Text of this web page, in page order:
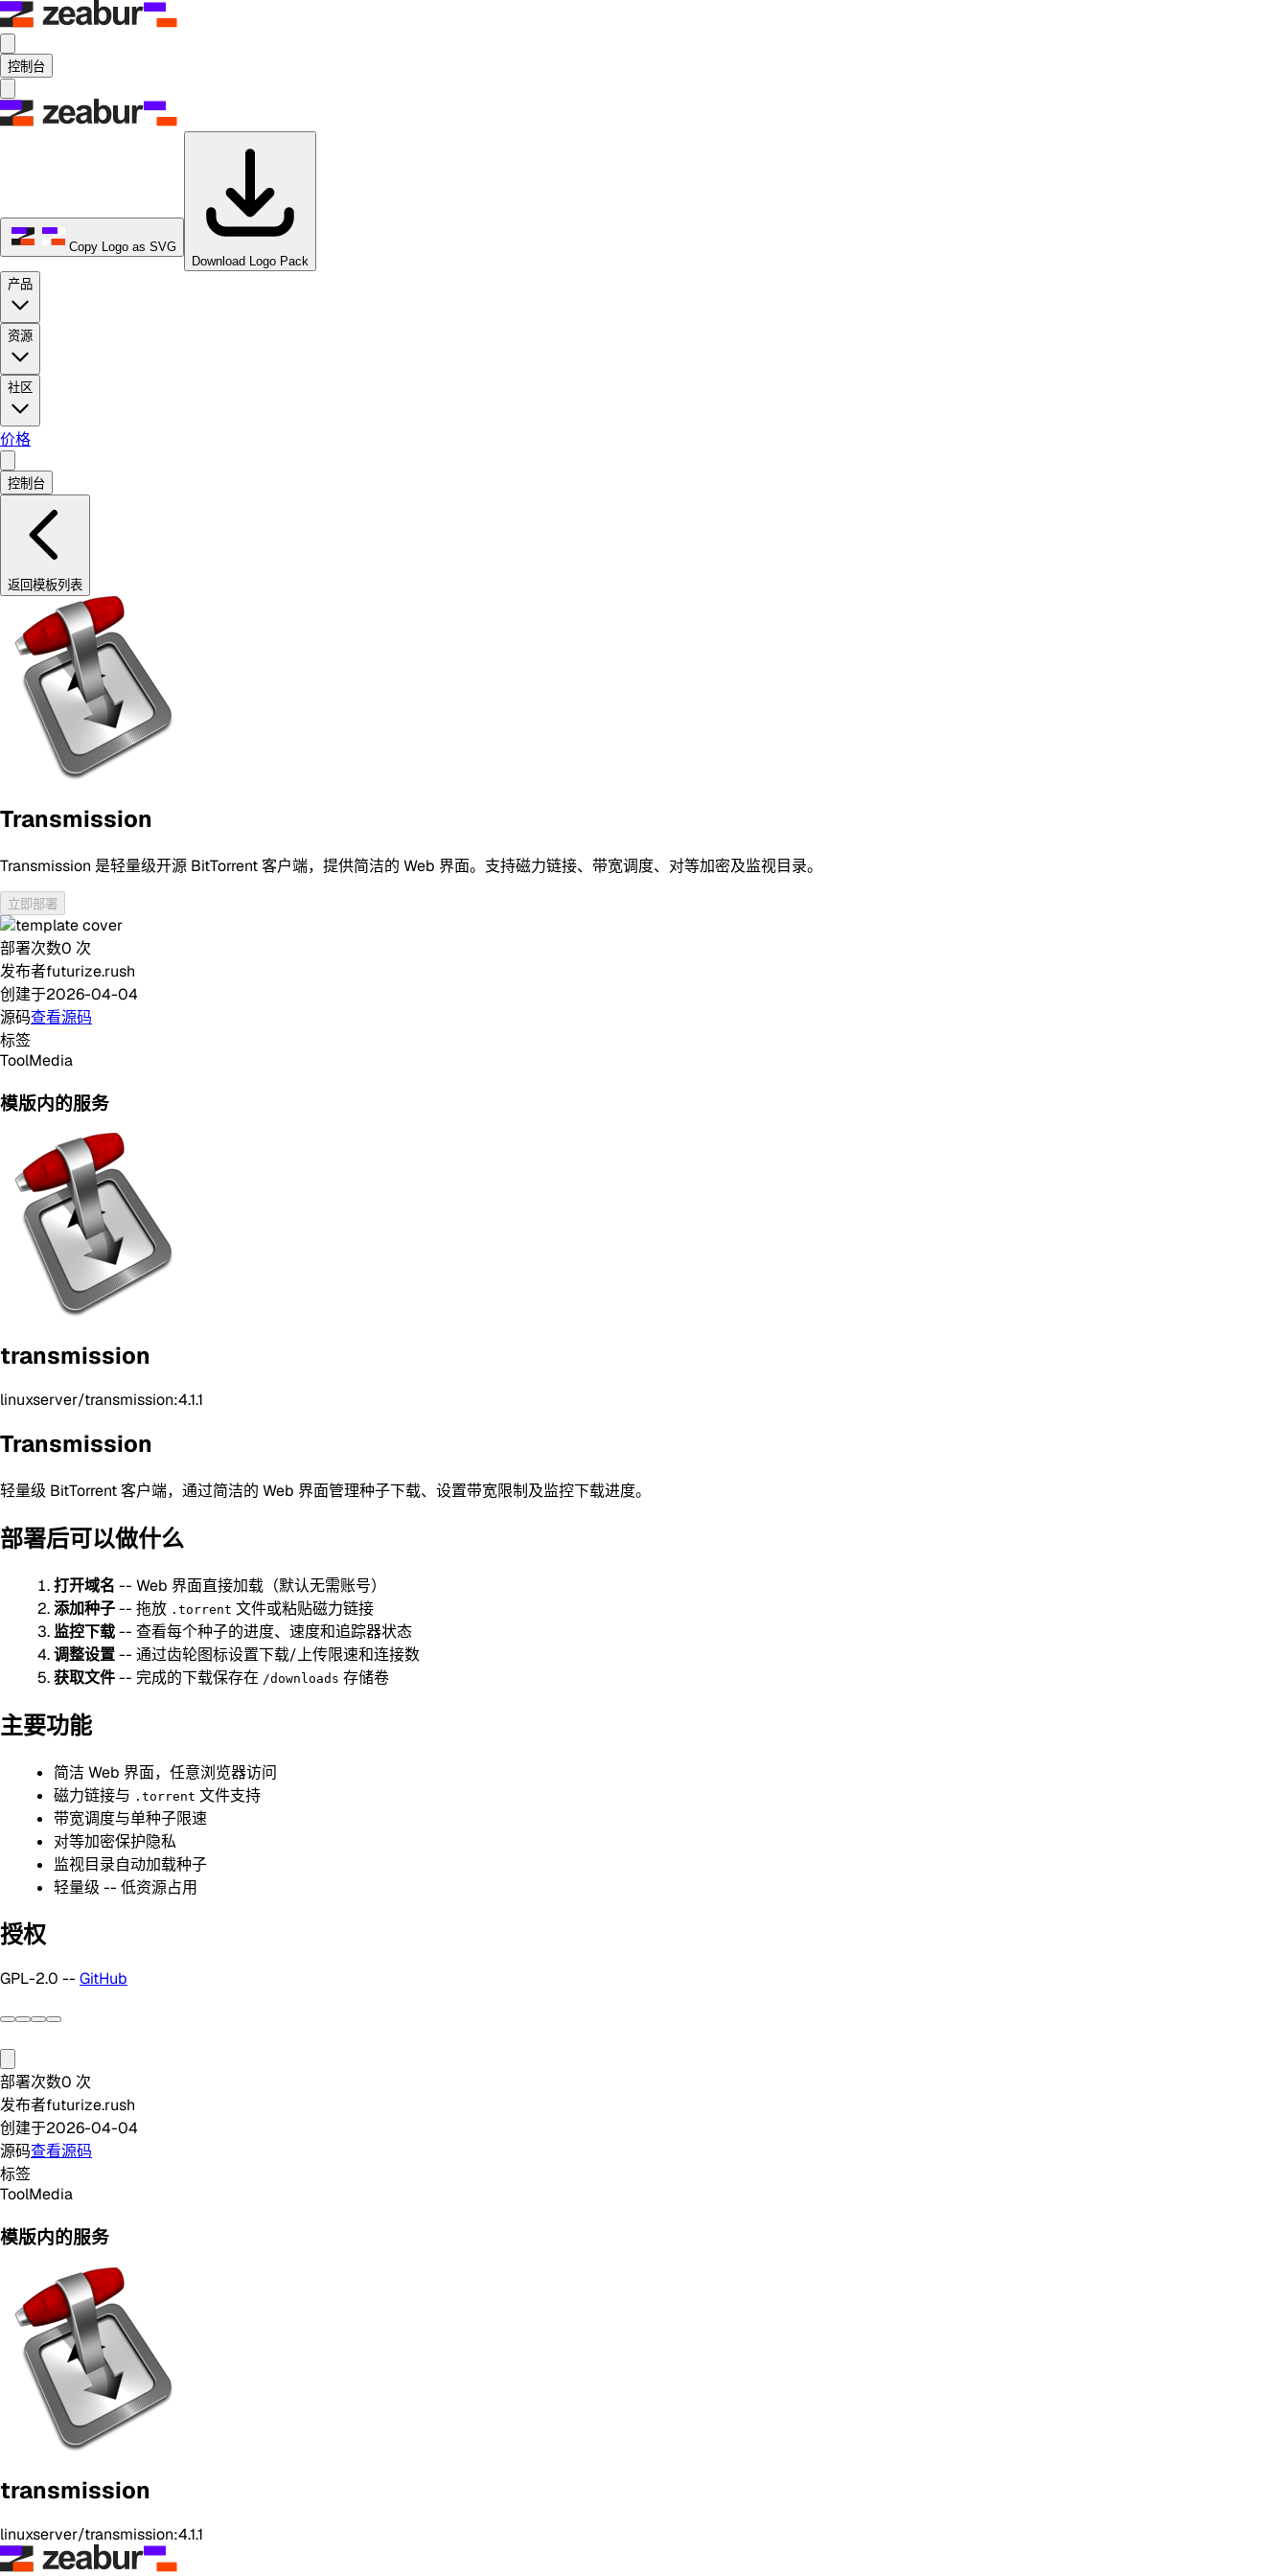
控制台
Copy Logo as SVG
Download Logo Pack
产品
资源
社区
价格
控制台
返回模板列表
Transmission
Transmission 是轻量级开源 BitTorrent 客户端，提供简洁的 Web 界面。支持磁力链接、带宽调度、对等加密及监视目录。
立即部署
部署次数0 次
发布者futurize.rush
创建于2026-04-04
源码查看源码
标签
ToolMedia
模版内的服务
transmission
linuxserver/transmission:4.1.1
Transmission
轻量级 BitTorrent 客户端，通过简洁的 Web 界面管理种子下载、设置带宽限制及监控下载进度。
部署后可以做什么
打开域名 -- Web 界面直接加载（默认无需账号）
添加种子-- 拖放 .torrent 文件或粘贴磁力链接
监控下载-- 查看每个种子的进度、速度和追踪器状态
调整设置-- 通过齿轮图标设置下载/上传限速和连接数
获取文件-- 完成的下载保存在 /downloads 存储卷
主要功能
简洁 Web 界面，任意浏览器访问
磁力链接与 .torrent 文件支持
带宽调度与单种子限速
对等加密保护隐私
监视目录自动加载种子
轻量级 -- 低资源占用
授权
GPL-2.0 -- GitHub
部署次数0 次
发布者futurize.rush
创建于2026-04-04
源码查看源码
标签
ToolMedia
模版内的服务
transmission
linuxserver/transmission:4.1.1